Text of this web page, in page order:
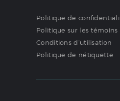
Politique de
Politique sur les témoins
Conditions d’utilisation
Politique de nétiquette